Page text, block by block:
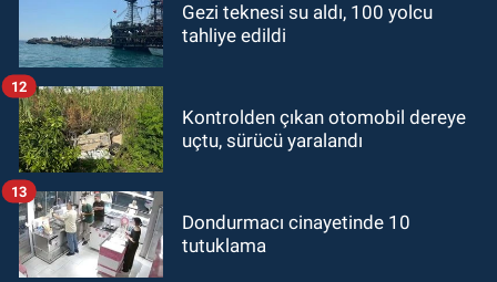
Gezi teknesi su aldı, 100 yolcu
tahliye edildi
Kontrolden çıkan otomobil dereye
uçtu, sürücü yaralandı
12
Dondurmacı cinayetinde 10
tutuklama
13